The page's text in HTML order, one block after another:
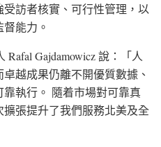
訪者核實、可行性管理，以
能力。
Gajdamowicz 說：「人
越成果仍離不開優質數據、
執行。 隨着市場對可靠真
張提升了我們服務北美及全